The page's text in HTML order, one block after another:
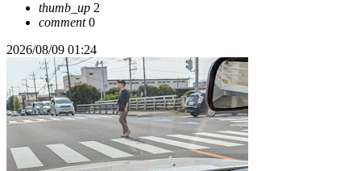
thumb_up 2
comment0
2026/08/09 01:24